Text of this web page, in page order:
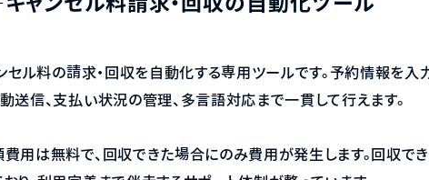
セル料の請求・回収を自動化する専用ツールです。予約情報を入
送信、支払い状況の管理、多言語対応まで一貫して行えます。
費用は無料で、回収できた場合にのみ費用が発生します。回収